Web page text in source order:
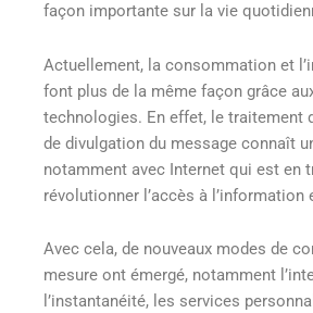
façon importante sur la vie
Actuellement, la consommation et
font plus de la même façon grâce
technologies. En effet, le traitement
de divulgation du message connaît
notamment avec Internet qui est en
révolutionner l’accès à l’information
Avec cela, de nouveaux modes de
mesure ont émergé, notamment
l’instantanéité, les services